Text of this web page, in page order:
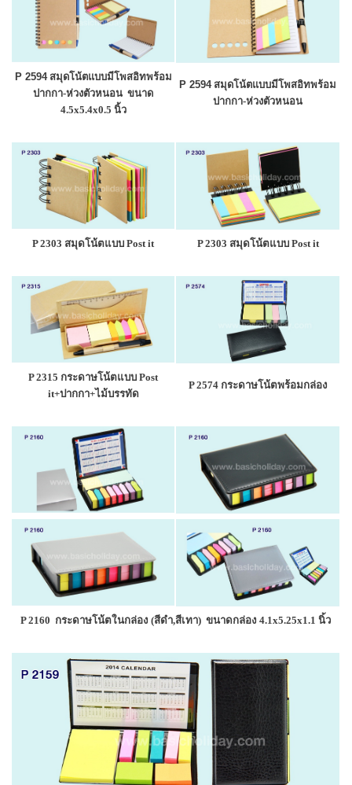
P 2594สมุดโน้ตแบบมีโพสอิทพร้อม
ปากกา-ห่วงตัวหนอน ขนาด
4.5x5.4x0.5 นิ้ว
P 2594สมุดโน้ตแบบมีโพสอิทพร้อม
ปากกา-ห่วงตัวหนอน
P 2303 สมุดโน้ตแบบ Post it P 2303 สมุดโน้ตแบบ Post it
P 2315 กระดาษโน้ตแบบ Post
it+ปากกา+ไม้บรรทัด
P 2574 กระดาษโน้ตพร้อมกล่อง
P 2160 กระดาษโน้ตในกล่อง (สีดำ,สีเทา) ขนาดกล่อง 4.1x5.25x1.1 นิ้ว